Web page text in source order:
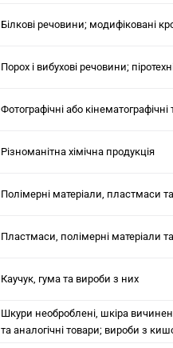
Білкові речовини; модифіковані
Порох і вибухові речовини;
Фотографічні або кінематографічні
Різноманітна хімічна продукція
Полімерні матеріали, пластмаси
Пластмаси, полімерні матеріали
Каучук, гума та вироби з них
Шкури необроблені, шкіра
та аналогічні товари; вироби з